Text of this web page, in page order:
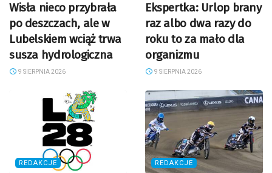
Wisła nieco przybrała
po deszczach, ale w
Lubelskiem wciąż trwa
susza hydrologiczna
9 SIERPNIA 2026
Ekspertka: Urlop brany
raz albo dwa razy do
roku to za mało dla
organizmu
9 SIERPNIA 2026
REDAKCJE REDAKCJE